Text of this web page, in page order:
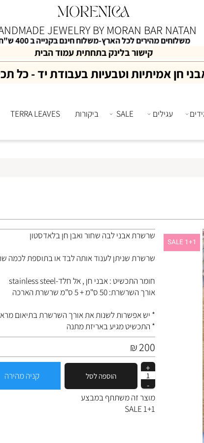
HANDMADE JEWELRYBY MORAN BAR
מהירים לכל הארץ-משלוח חינם בקנייה ב 400 ש"ח
קישור בלינק בתחתית עמוד הבית
אמיתיות וטבעיות בעבודת יד - כל
עגילים SALE ביקורות TERRA LEAVES
SALE
שרשרת אבני לבה שחור ואבן חן בלאדסטון
חומר התכשיט : אבני חן , אל חלד-stainless steel
* יש אפשרות לשנות את אורך השרשרת בתיאום מראש
* התכשיט מגיע באריזת מתנה
₪200
הוספה לסל קניה מהירה
מוצר זה משתתף במבצע